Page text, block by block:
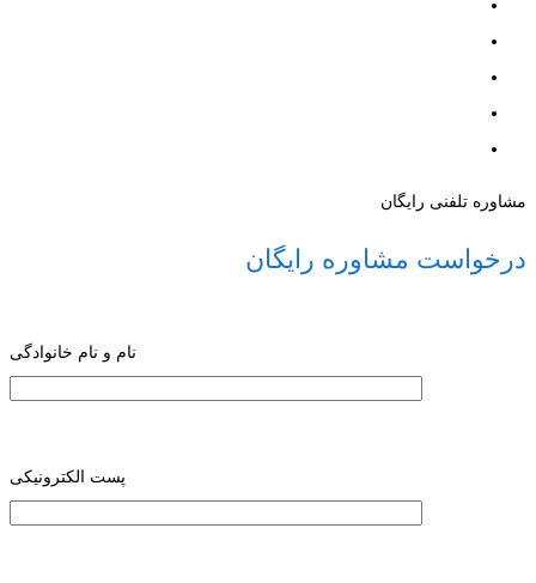
مشاوره تلفنی رایگان
درخواست مشاوره رایگان
نام و نام خانوادگی
پست الکترونیکی